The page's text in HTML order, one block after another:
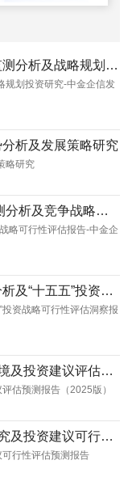
海洋工程装备制造业定制报告：数据监测分析及战略规划投资研究-中金企信发布
规划投资研究-中金企信发
析及发展策略研究
略研究
2026年中国动力定位系统行业数据监测分析及竞争战略可行性评估报告-中金企信发布
略可行性评估报告-中金企
海洋工程配套设备制造市场发展趋势分析及“十五五”投资战略可行性评估洞察报告（2026版）
资战略可行性评估洞察报
“一带一路”俄罗斯现代鱼雷市场发展环境及投资建议评估预测报告（2025版）
估预测报告（2025版）
潜艇技术装备行业“十五五”市场战略研究及投资建议可行性评估预测报告（2025版）
可行性评估预测报告